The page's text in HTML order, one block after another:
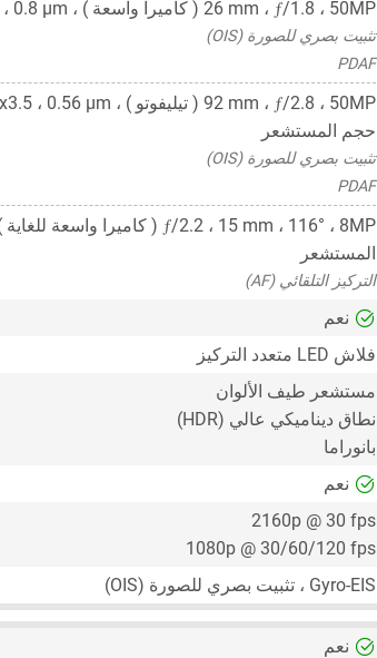
50MP ، ƒ/1.8 ، 26 mm ( كاميرا واسعة ) ، 0.8 μm ،
تثبيت بصري للصورة (OIS)
PDAF
50MP ، ƒ/2.8 ، 92 mm ( تيليفوتو ) ، 0.56 μm ، x3.5 تقريب بصري ،
حجم المستشعر
تثبيت بصري للصورة (OIS)
PDAF
8MP ، ƒ/2.2 ، 15 mm ، 116° ( كاميرا واسعة للغاية ) ،
المستشعر
التركيز التلقائي (AF)
نعم
فلاش LED متعدد التركيز
مستشعر طيف الألوان
نطاق ديناميكي عالي (HDR)
بانوراما
نعم
2160p @ 30 fps
1080p @ 30/60/120 fps
Gyro-EIS ، تثبيت بصري للصورة (OIS)
نعم